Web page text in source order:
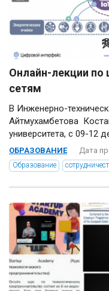
Онлайн-лекции
сетям
В Инженерно-
Айтмухамбетова
университета, с 09-12
ОБРАЗОВАНИЕ Дата
Образование